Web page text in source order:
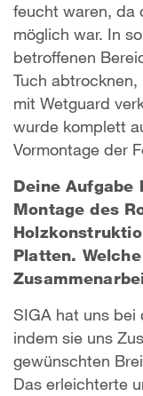
feucht waren, da
möglich war. In
betroffenen
Tuch
mit Wetguard
wurde komplett
Vormontage der
Deine Aufgabe
Montage des
Platten.
SIGA hat uns bei
indem sie uns
gewünschten
Das erleichterte